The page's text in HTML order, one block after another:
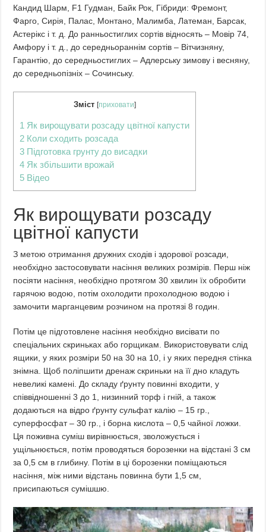
Кандид Шарм, F1 Гудман, Байк Рок, Гібриди: Фремонт,
Фарго, Сирія, Палас, Монтано, Малимба, Латеман, Барсак,
Астерікс і т. д. До ранньостиглих сортів відносять – Мовір 74,
Амфору і т. д., до середньораннім сортів – Вітчизняну,
Гарантію, до середньостиглих – Адлерську зимову і весняну,
до середньопізніх – Сочинську.
Зміст [приховати]
1 Як вирощувати розсаду цвітної капусти
2 Коли сходить розсада
3 Підготовка грунту до висадки
4 Як збільшити врожай
5 Відео
Як вирощувати розсаду
цвітної капусти
З метою отримання дружних сходів і здорової розсади,
необхідно застосовувати насіння великих розмірів. Перш ніж
посіяти насіння, необхідно протягом 30 хвилин їх обробити
гарячою водою, потім охолодити прохолодною водою і
замочити марганцевим розчином на протязі 8 годин.
Потім це підготовлене насіння необхідно висівати по
спеціальних скриньках або горщикам. Використовувати слід
ящики, у яких розміри 50 на 30 на 10, і у яких передня стінка
знімна. Щоб поліпшити дренаж скриньки на її дно кладуть
невеликі камені. До складу ґрунту повинні входити, у
співвідношенні 3 до 1, низинний торф і гній, а також
додаються на відро ґрунту сульфат калію – 15 гр.,
суперфосфат – 30 гр., і борна кислота – 0,5 чайної ложки.
Ця поживна суміш вирівнюється, зволожується і
ущільнюється, потім проводяться борозенки на відстані 3 см
за 0,5 см в глибину. Потім в ці борозенки поміщаються
насіння, між ними відстань повинна бути 1,5 см,
присипаються сумішшю.